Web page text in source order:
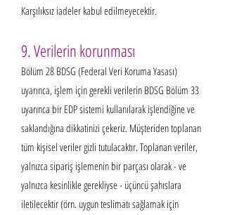
Karşılıksız iadeler kabul edilmeyecektir.
9. Verilerin korunması
Bölüm 28 BDSG (Federal Veri Koruma Yasası)
uyarınca, işlem için gerekli verilerin BDSG Bölüm 33
uyarınca bir EDP sistemi kullanılarak işlendiğine ve
saklandığına dikkatinizi çekeriz. Müşteriden toplanan
tüm kişisel veriler gizli tutulacaktır. Toplanan veriler,
yalnızca sipariş işlemenin bir parçası olarak - ve
yalnızca kesinlikle gerekliyse - üçüncü şahıslara
iletilecektir (örn. uygun teslimatı sağlamak için